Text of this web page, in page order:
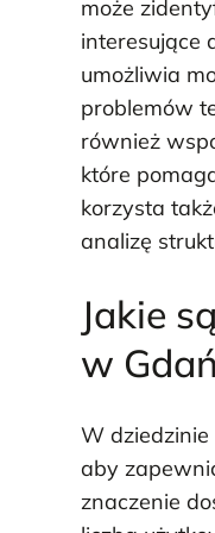
może
interesujące
umożliwia
problemów
również
które
korzysta
analizę
Jakie
w
W dziedzinie
aby
znaczenie